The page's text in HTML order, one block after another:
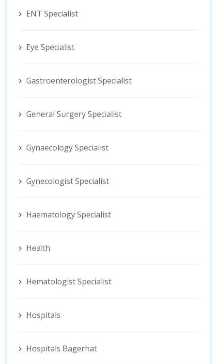
ENT Specialist
Eye Specialist
Gastroenterologist Specialist
General Surgery Specialist
Gynaecology Specialist
Gynecologist ‍Specialist
Haematology Specialist
Health
Hematologist ‍Specialist
Hospitals
Hospitals Bagerhat